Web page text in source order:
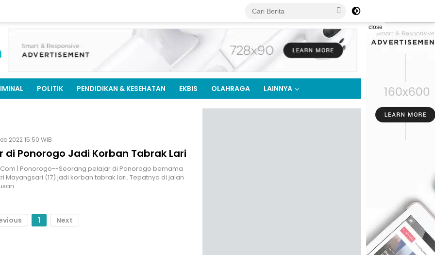
close
POLITIK PENDIDIKAN & KESEHATAN EKBIS OLAHRAGA LAINNYA
2022 15:50 WIB
di Ponorogo Jadi Korban Tabrak Lari
| Ponorogo--Seorang pelajar di Ponorogo bernama
Mayangsari (17) jadi korban tabrak lari. Tepatnya di jalan
1 Next